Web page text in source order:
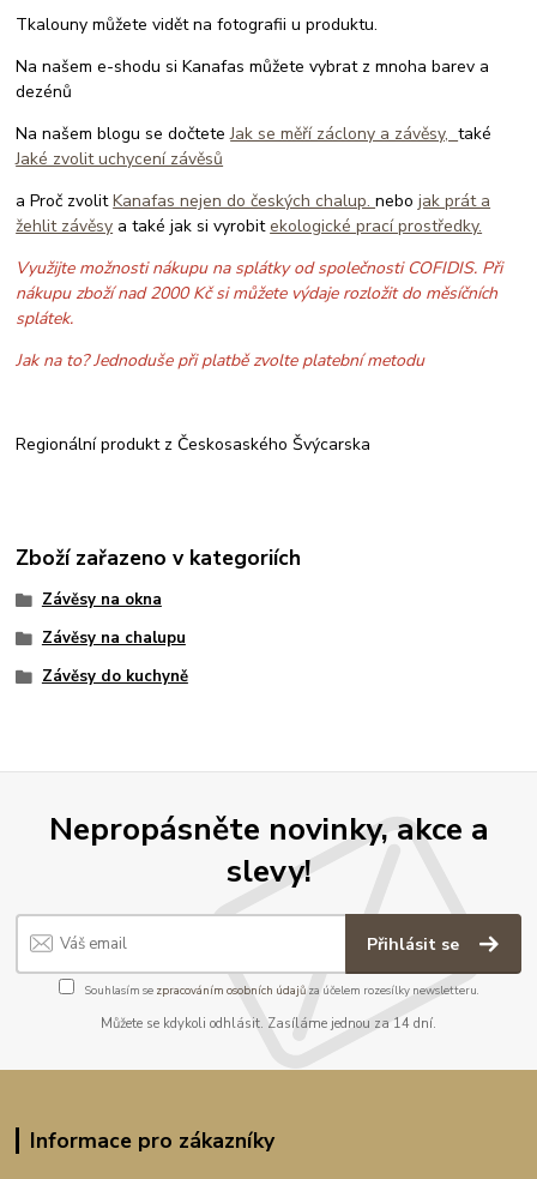
Tkalouny můžete vidět na fotografii u produktu.
Na našem e-shodu si Kanafas můžete vybrat z mnoha barev a
dezénů
Na našem blogu se dočteteJak se měří záclony a závěsy,také
Jaké zvolit uchycení závěsů
a Proč zvolitKanafas nejen do českých chalup.nebojak prát a
žehlit závěsy a také jak si vyrobitekologické prací prostředky.
Využijte možnosti nákupu na splátky od společnosti COFIDIS. Při
nákupu zboží nad 2000 Kč si můžete výdaje rozložit do měsíčních
splátek.
Jak na to? Jednoduše při platbě zvolte platební metodu
Regionální produkt z Českosaského Švýcarska
Zboží zařazeno v kategoriích
Závěsy na okna
Závěsy na chalupu
Závěsy do kuchyně
Nepropásněte novinky, akce a
slevy!
Přihlásit se
Souhlasím se zpracováním osobních údajůza účelem rozesílky newsletteru.
Můžete se kdykoli odhlásit. Zasíláme jednou za 14 dní.
Informace pro zákazníky